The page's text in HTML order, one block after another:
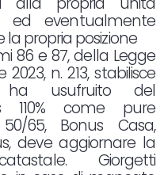
ed eventualmente
la propria posizione
86 e 87, della Legge
n. 213, stabilisce
usufruito del
110% come pure
50/65, Bonus Casa,
deve aggiornare la
Giorgetti